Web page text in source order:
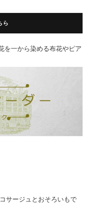
ら
を一から染める布花やピア
サージュとおそろいもで